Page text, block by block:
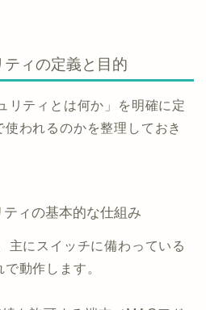
ィの定義と目的
リティとは何か」を明確に定
われるのかを整理しておき
ィの基本的な仕組み
主にスイッチに備わっている
動作します。